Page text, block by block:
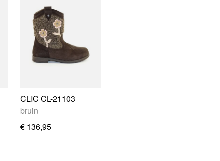
CLIC CL-21103
bruin
€ 136,95